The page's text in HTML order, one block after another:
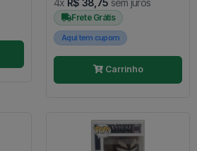
Frete Grátis
Aqui tem cupom
Carrinho